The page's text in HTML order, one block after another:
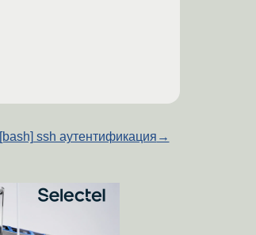
[bash] ssh аутентификация →